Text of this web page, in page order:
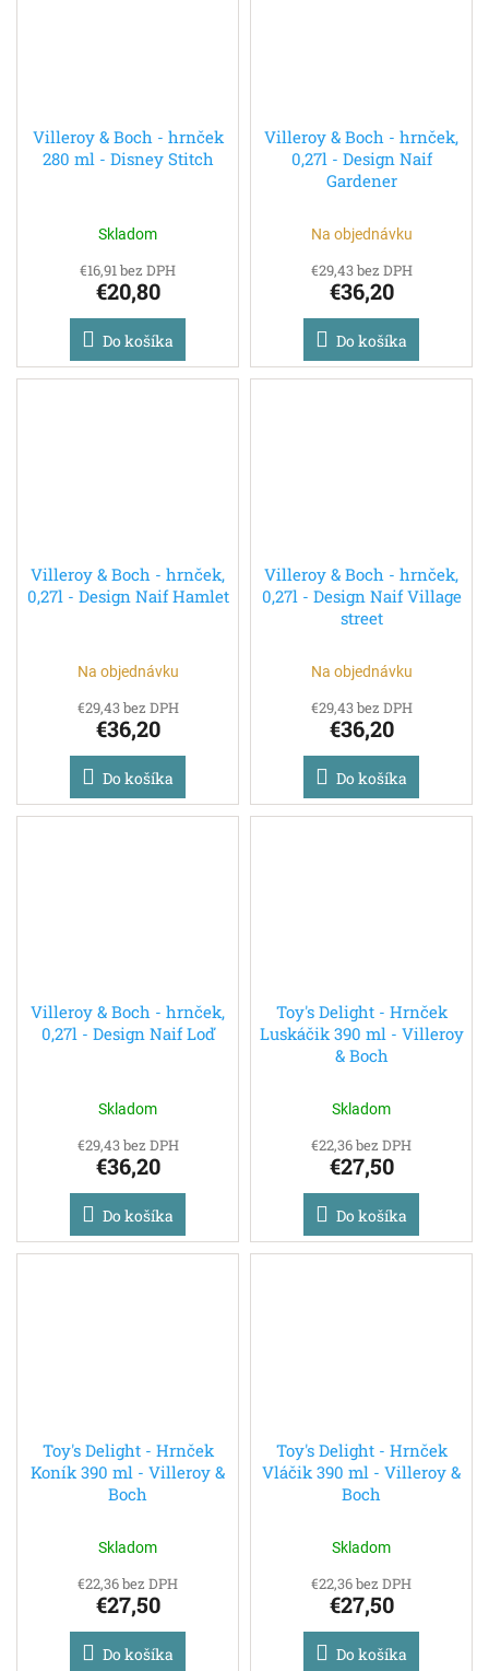
Villeroy & Boch - hrnček
280 ml - Disney Stitch
Skladom
€16,91 bez DPH
€20,80
Do košíka
Villeroy & Boch - hrnček,
0,27l - Design Naif
Gardener
Na objednávku
€29,43 bez DPH
€36,20
Do košíka
Villeroy & Boch - hrnček,
0,27l - Design Naif Hamlet
Na objednávku
€29,43 bez DPH
€36,20
Do košíka
Villeroy & Boch - hrnček,
0,27l - Design Naif Village
street
Na objednávku
€29,43 bez DPH
€36,20
Do košíka
Villeroy & Boch - hrnček,
0,27l - Design Naif Loď
Skladom
€29,43 bez DPH
€36,20
Do košíka
Toy's Delight - Hrnček
Luskáčik 390 ml - Villeroy
& Boch
Skladom
€22,36 bez DPH
€27,50
Do košíka
Toy's Delight - Hrnček
Koník 390 ml - Villeroy &
Boch
Skladom
€22,36 bez DPH
€27,50
Do košíka
Toy's Delight - Hrnček
Vláčik 390 ml - Villeroy &
Boch
Skladom
€22,36 bez DPH
€27,50
Do košíka